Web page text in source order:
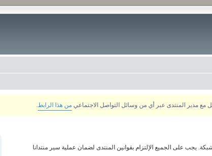
من هذا الرابط
يجب على الجميع الإلتزام بقوانين المنتدى لضمان عملية سير منتدانا